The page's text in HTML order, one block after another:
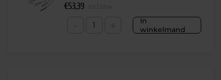
In
winkelmand
€53,39